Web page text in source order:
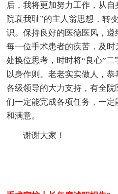
后，我将更加努力工作，从自
院衰我耻”的主人翁思想，转
识。保持良好的医德医风，
每一位手术患者的疾苦，及
处换位思考，时时将“良心”二
以身作则。老老实实做人，
各级领导的大力支持，有全
们一定能完成各项任务，一
和满意。
谢谢大家！